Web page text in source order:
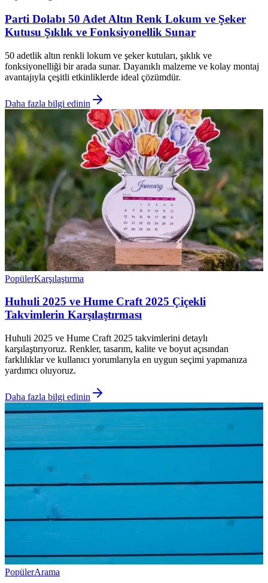
Parti Dolabı 50 Adet Altın Renk Lokum ve Şeker
Kutusu Şıklık ve Fonksiyonellik Sunar
50 adetlik altın renkli lokum ve şeker kutuları, şıklık ve
fonksiyonelliği bir arada sunar. Dayanıklı malzeme ve kolay montaj
avantajıyla çeşitli etkinliklerde ideal çözümdür.
Daha fazla bilgi edinin
PopülerKarşılaştırma
Huhuli 2025 ve Hume Craft 2025 Çiçekli
Takvimlerin Karşılaştırması
Huhuli 2025 ve Hume Craft 2025 takvimlerini detaylı
karşılaştırıyoruz. Renkler, tasarım, kalite ve boyut açısından
farklılıklar ve kullanıcı yorumlarıyla en uygun seçimi yapmanıza
yardımcı oluyoruz.
Daha fazla bilgi edinin
PopülerArama